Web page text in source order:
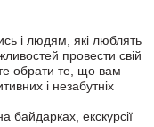
і людям, які люблять
провести свій
обрати те, що вам
і незабутніх
байдарках, екскурсії